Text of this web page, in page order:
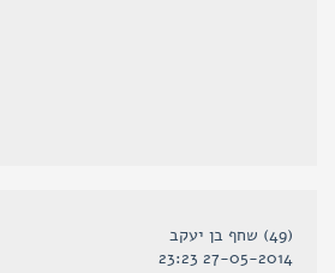
(49) שחף בן יעקב
27-05-2014 23:23